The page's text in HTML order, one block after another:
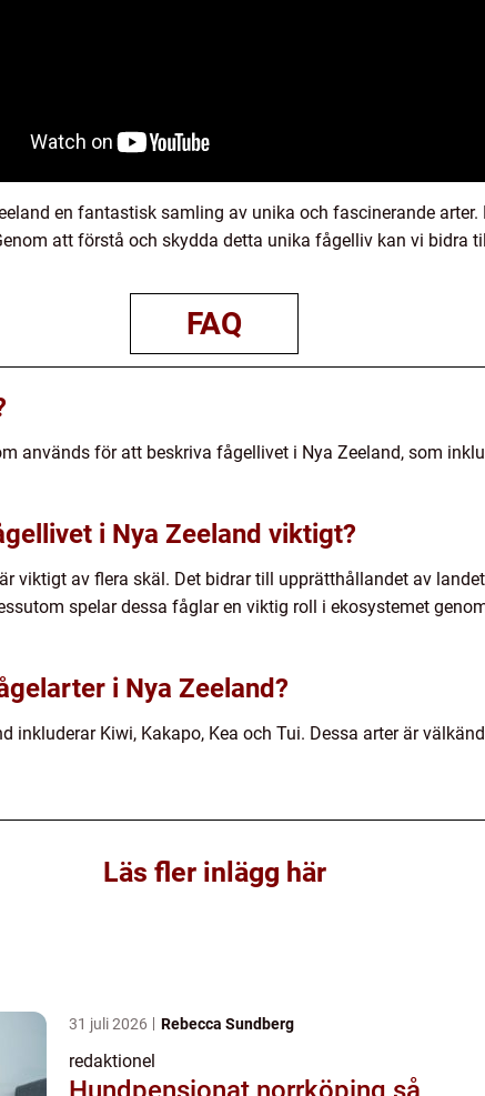
en fantastisk samling av unika och fascinerande arter.
att förstå och skydda detta unika fågelliv kan vi bidra
FAQ
används för att beskriva fågellivet i Nya Zeeland, som
i Nya Zeeland viktigt?
viktigt av flera skäl. Det bidrar till upprätthållandet av
spelar dessa fåglar en viktig roll i ekosystemet
i Nya Zeeland?
inkluderar Kiwi, Kakapo, Kea och Tui. Dessa arter är
Läs fler inlägg här
31 juli 2026 Rebecca Sundberg
redaktionel